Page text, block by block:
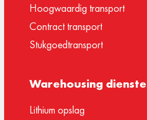
Hoogwaardig transport
Contract transport
Stukgoedtransport
Warehousing
Lithium opslag